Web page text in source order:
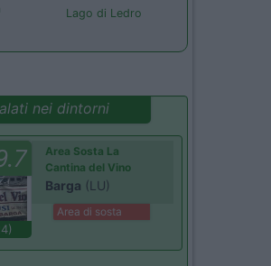
Lago di Ledro
nei dintorni
Area Sosta La
Cantina del Vino
Barga (LU)
Area di sosta